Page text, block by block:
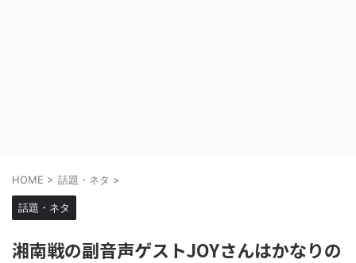
HOME > 話題・ネタ >
話題・ネタ
湘南戦の副音声ゲストJOYさんはかなりの